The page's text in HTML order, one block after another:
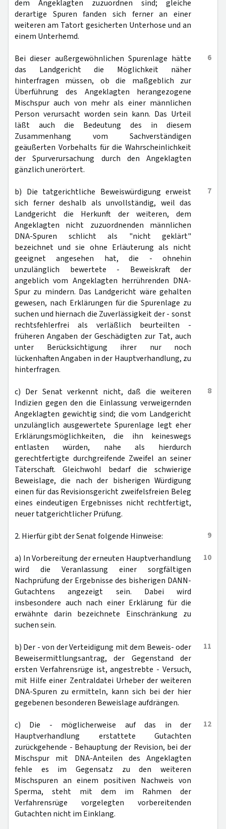
dem Angeklagten zuzuordnen sind; gleiche
derartige Spuren fanden sich ferner an einer
weiteren am Tatort gesicherten Unterhose und an
einem Unterhemd.
6
Bei dieser außergewöhnlichen Spurenlage hätte
das Landgericht die Möglichkeit näher
hinterfragen müssen, ob die maßgeblich zur
Überführung des Angeklagten herangezogene
Mischspur auch von mehr als einer männlichen
Person verursacht worden sein kann. Das Urteil
läßt auch die Bedeutung des in diesem
Zusammenhang vom Sachverständigen
geäußerten Vorbehalts für die Wahrscheinlichkeit
der Spurverursachung durch den Angeklagten
gänzlich unerörtert.
7
b) Die tatgerichtliche Beweiswürdigung erweist
sich ferner deshalb als unvollständig, weil das
Landgericht die Herkunft der weiteren, dem
Angeklagten nicht zuzuordnenden männlichen
DNA-Spuren schlicht als "nicht geklärt"
bezeichnet und sie ohne Erläuterung als nicht
geeignet angesehen hat, die - ohnehin
unzulänglich bewertete - Beweiskraft der
angeblich vom Angeklagten herrührenden DNA-
Spur zu mindern. Das Landgericht wäre gehalten
gewesen, nach Erklärungen für die Spurenlage zu
suchen und hiernach die Zuverlässigkeit der - sonst
rechtsfehlerfrei als verläßlich beurteilten -
früheren Angaben der Geschädigten zur Tat, auch
unter Berücksichtigung ihrer nur noch
lückenhaften Angaben in der Hauptverhandlung, zu
hinterfragen.
8
c) Der Senat verkennt nicht, daß die weiteren
Indizien gegen den die Einlassung verweigernden
Angeklagten gewichtig sind; die vom Landgericht
unzulänglich ausgewertete Spurenlage legt eher
Erklärungsmöglichkeiten, die ihn keineswegs
entlasten würden, nahe als hierdurch
gerechtfertigte durchgreifende Zweifel an seiner
Täterschaft. Gleichwohl bedarf die schwierige
Beweislage, die nach der bisherigen Würdigung
einen für das Revisionsgericht zweifelsfreien Beleg
eines eindeutigen Ergebnisses nicht rechtfertigt,
neuer tatgerichtlicher Prüfung.
9
2. Hierfür gibt der Senat folgende Hinweise:
10
a) In Vorbereitung der erneuten Hauptverhandlung
wird die Veranlassung einer sorgfältigen
Nachprüfung der Ergebnisse des bisherigen DANN-
Gutachtens angezeigt sein. Dabei wird
insbesondere auch nach einer Erklärung für die
erwähnte darin bezeichnete Einschränkung zu
suchen sein.
11
b) Der - von der Verteidigung mit dem Beweis- oder
Beweisermittlungsantrag, der Gegenstand der
ersten Verfahrensrüge ist, angestrebte - Versuch,
mit Hilfe einer Zentraldatei Urheber der weiteren
DNA-Spuren zu ermitteln, kann sich bei der hier
gegebenen besonderen Beweislage aufdrängen.
12
c) Die - möglicherweise auf das in der
Hauptverhandlung erstattete Gutachten
zurückgehende - Behauptung der Revision, bei der
Mischspur mit DNA-Anteilen des Angeklagten
fehle es im Gegensatz zu den weiteren
Mischspuren an einem positiven Nachweis von
Sperma, steht mit dem im Rahmen der
Verfahrensrüge vorgelegten vorbereitenden
Gutachten nicht im Einklang.